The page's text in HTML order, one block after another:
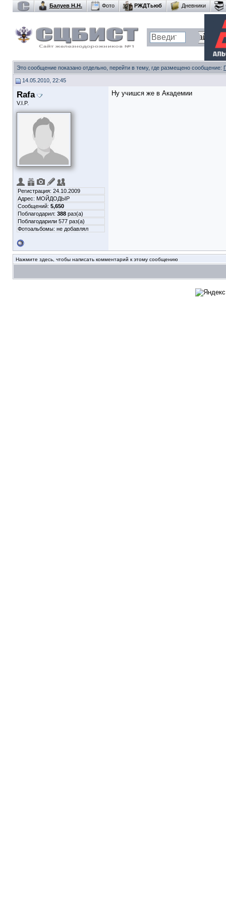
Балуев Н.Н. Фото РЖДТьюб Дневники
Это сообщение показано отдельно, перейти в тему, где размещено сообщение:
14.05.2010, 22:45
Rafa
V.I.P.
Регистрация: 24.10.2009
Адрес: МОЙДОДЫР
Сообщений: 5,650
Поблагодарил: 388 раз(а)
Поблагодарили 577 раз(а)
Фотоальбомы: не добавлял
Ну учишся же в Академии
Нажмите здесь, чтобы написать комментарий к этому сообщению